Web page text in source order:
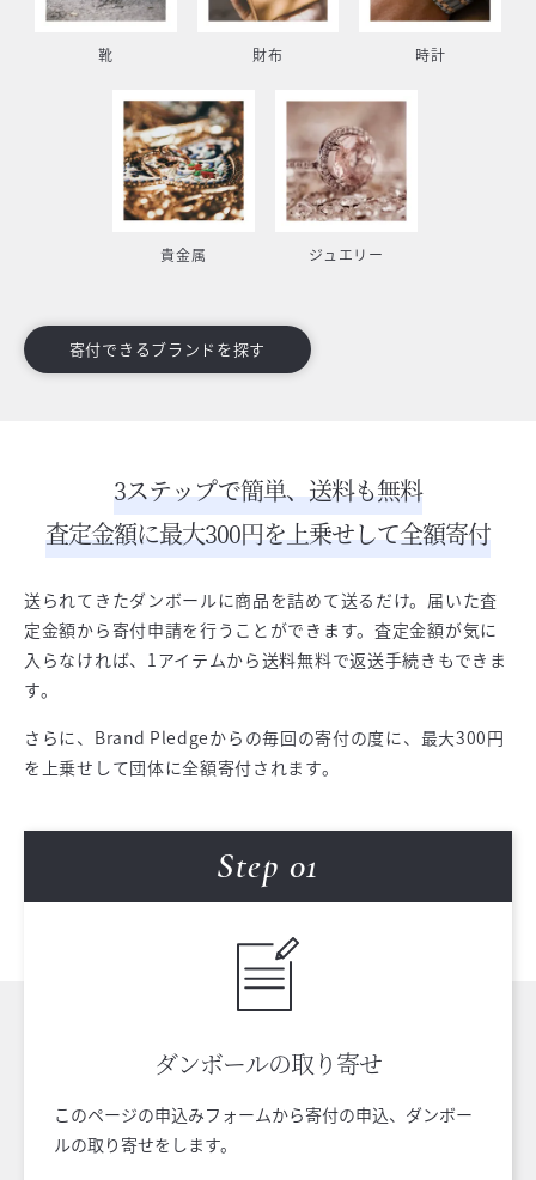
靴 財布 時計
貴金属 ジュエリー
寄付できるブランドを探す
3ステップで簡単、送料も無料
査定金額に最大300円を上乗せして全額寄付
送られてきたダンボールに商品を詰めて送るだけ。届いた査
定金額から寄付申請を行うことができます。査定金額が気に
入らなければ、1アイテムから送料無料で返送手続きもできま
す。
さらに、Brand Pledgeからの毎回の寄付の度に、最大300円
を上乗せして団体に全額寄付されます。
Step 01
ダンボールの取り寄せ
このページの申込みフォームから寄付の申込、ダンボー
ルの取り寄せをします。